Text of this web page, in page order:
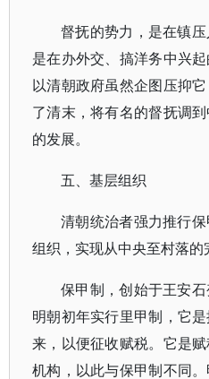
督抚的势力，是在镇压
是在办外交、搞洋务中兴
以清朝政府虽然企图压抑
了清末，将有名的督抚调
的发展。
五、基层组织
清朝统治者强力推行
组织，实现从中央至村落的
保甲制，创始于王安石
明朝初年实行里甲制，它
来，以便征收赋税。它是
机构，以此与保甲制不同